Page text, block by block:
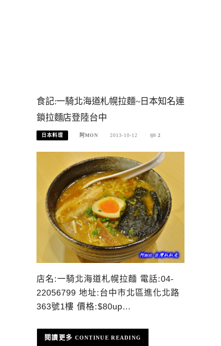
食記:一騎北海道札幌拉麵~日本知名連
鎖拉麵店登陸台中
日本料理 阿MON 2013-10-12 2
店名:一騎北海道札幌拉麵 電話:04-
22056799 地址:台中市北區進化北路
363號1樓 價格:$80up…
CONTINUE READING